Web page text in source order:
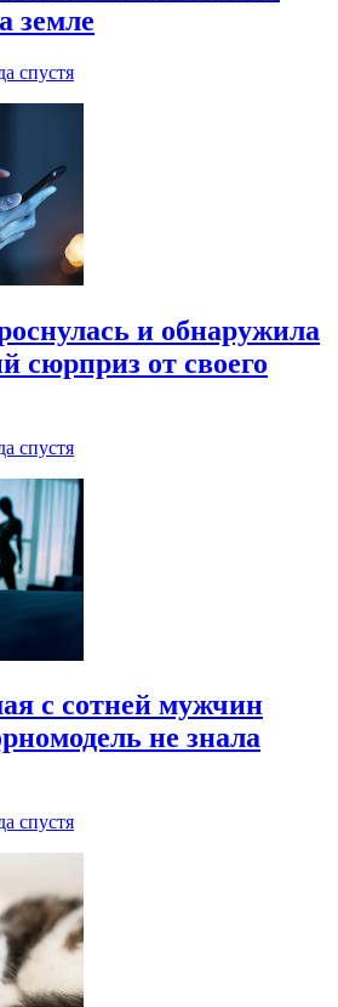
земле
спустя
и обнаружила
сюрприз от своего
спустя
с сотней мужчин
не знала
спустя